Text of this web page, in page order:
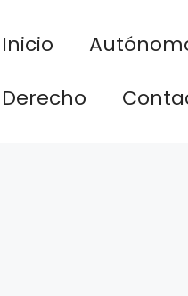
Inicio
Derecho